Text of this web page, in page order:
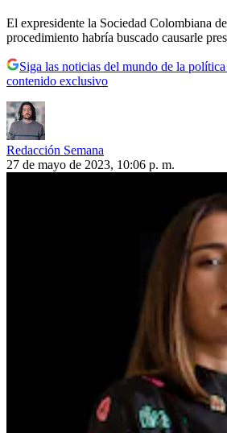
El expresidente la Sociedad Colombiana
procedimiento habría buscado causarle
Siga las noticias del mundo de la
contenido exclusivo
Redacción Semana
27 de mayo de 2023, 10:06 p. m.